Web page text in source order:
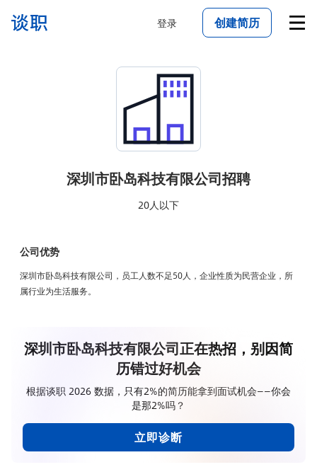
登录 创建简历
深圳市卧岛科技有限公司招聘
20人以下
公司优势
深圳市卧岛科技有限公司，员工人数不足50人，企业性质为民营企业，所
属行业为生活服务。
深圳市卧岛科技有限公司正在热招，别因简
历错过好机会
根据谈职 2026 数据，只有2%的简历能拿到面试机会——你会
是那2%吗？
立即诊断